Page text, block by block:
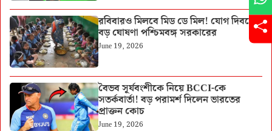
রবিবারও মিলবে মিড ডে মিল! যোগ দিবসে
বড় ঘোষণা পশ্চিমবঙ্গ সরকারের
June 19, 2026
বৈভব সূর্যবংশীকে নিয়ে BCCI-কে
সতর্কবার্তা! বড় পরামর্শ দিলেন ভারতের
প্রাক্তন কোচ
June 19, 2026